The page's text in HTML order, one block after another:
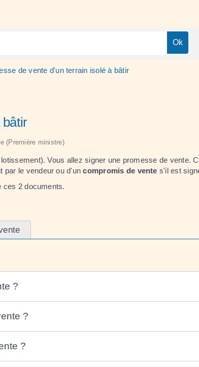
de vente d'un terrain isolé à bâtir
bâtir
(Première ministre)
Vous allez signer une promesse de vente.
par le vendeur ou d'uncompromis de vente s'il est
ces 2 documents.
?
?
?